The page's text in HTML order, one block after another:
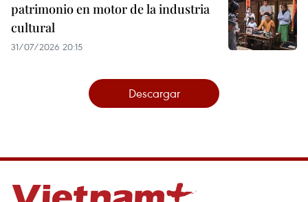
patrimonio en motor de la industria
cultural
31/07/2026 20:15
Descargar